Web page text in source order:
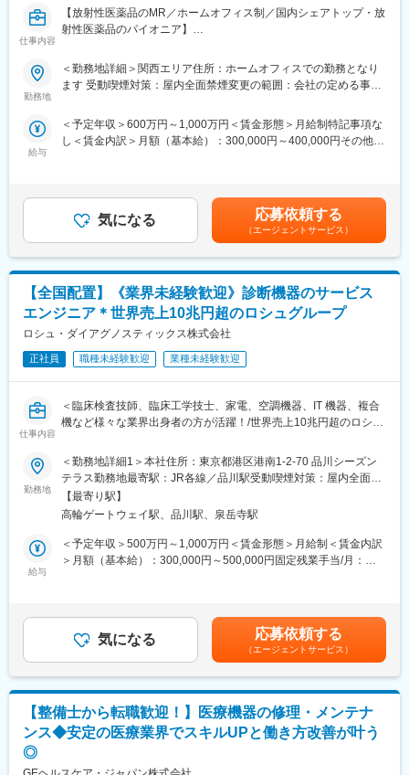
内での活動を本格的に開始しました。
ポートエンジニアがいるため、最初は専門的な知識はそこまで持
っていなくても大丈夫です。スキルを備えたあとは土日（当番
現場での対応が必要な場合のみ、出勤します。また呼び出し手
当、待機手当、時間外出勤手当などはしっかり完備されておりま
■研修制度：
各営業所の先輩社員とOJT形式で半年～1年程度かけて育成を行い
■長期的な就業可能：
現在は勤続年数20年と在籍している方も多数おり年齢層も20歳～
50歳とバランスよく活躍しています。自己都合の退職も3～5％と
大手日系メーカーと同様に非常に長く働ける環境です。
■キャリアパス：
機械だけでなく電気やIT・科学の知識も身に着けることができま
す。エンジニアのキャリアパスは無限であり、社内公募制度によ
の製品開発・改良、サービス体制の仕組み作りなど積極的なキャ
変更の範囲：会社の定める業務
仕事内容
【放射性医薬品のMR／ホームオフィス制／国内シェアトップ・放
射性医薬品のパイオニア】
【はじめに】
今回は、放射性医薬品（診断薬）のMRを募集します。SPECT検
【魅力ポイント】
められる非常にやりがいがあります。
■PET検査：
PET検査は、現在注目されている、がんの診断・早期発見を可能
にした画期的な診断法です。この分野はこれまで難しい分野と言
われてきましたが、医療費の高騰が叫ばれている昨今、早期から
の治療が益々重要視されている中で高い注目を集めています。
■事業：
主な事業分野であるSPECT・PETと呼ばれる核医学検査は、生体
あります。特にPET検査はがん診療になくてはならないツールと
なりましたが、当社は2005年に国内初のPET検査用放射性医薬品
制を整えております。
【業務内容】
■最新の学術情報の伝達：
核医学における最新の学術情報を伝達することが、同社のMRに与
えられた最大のミッションです。病院スタッフを対象にした説明
会の開催、検査データの解析方法のアドバイスも行います。
催し、地域の医師へPET検査の有用性を推奨するなど、病診連携
の推進も業務に含まれます。
診断補助として使用する画像解析ツール（ソフト）の紹介・説
明・導入・解説等も診療科医師や放射線科に行います。
【訪問先】
ます。放射線科、脳外科、循環器内科などが主な訪問先です。
勤務地
＜勤務地詳細＞関西エリア住所：ホームオフィスでの勤務となり
ます 受動喫煙対策：屋内全面禁煙変更の範囲：会社の定める事業
給与
＜予定年収＞600万円～1,000万円＜賃金形態＞月給制特記事項な
し＜賃金内訳＞月額（基本給）：300,000円～400,000円その他固
月、12月）■業績賞与：年1回（3月）※会社業績及び個人業績のタ
ーゲット100％達成の場合支給■昇給：年1回※深夜就業した場合
は、別途深夜手当支給賃金はあくまでも目安の金額であり、選考
を通じて上下する可能性があります。月給(月額)は固定手当を含め
た表記です。
気になる 応募依頼する
（エージェントサービス）
【全国配置】《業界未経験歓迎》診断機器のサービス
エンジニア＊世界売上10兆円超のロシュグループ
ロシュ・ダイアグノスティックス株式会社
正社員 職種未経験歓迎 業種未経験歓迎
仕事内容
＜臨床検査技師、臨床工学技士、家電、空調機器、IT 機器、複合
機など様々な業界出身者の方が活躍！/世界売上10兆円超のロシュ
業20時間/夜間呼び出しほとんどなし/直行直属/研修体制充実＞
■求人概要：
フィールドサービスエンジニア職として、当社製品の新規据付、
保守点検をお任せいたします。コロナ禍以降、医療や検査の意義
が更に高まりニーズが増加する中での増員採用となります。社会
貢献、顧客への価値向上意識が高く、自身の専門性を高めたい方
・当社検査機器の新規据付
・ユーザー（臨床検査技師）に対する機器の操作説明
※保守点検は契約締結や請求業務はありますが、契約目標などの予
算はありません。
※緊急時の一次対応はコールセンターが対応です。二次対応として
勤務地
＜勤務地詳細1＞本社住所：東京都港区港南1-2-70 品川シーズン
テラス勤務地最寄駅：JR各線／品川駅受動喫煙対策：屋内全面禁
煙＜勤務地詳細2＞全国（エリア確約不可）住所：全国いずれかの
配属となります。 受動喫煙対策：敷地内喫煙可能場所あり変更の
【最寄り駅】
高輪ゲートウェイ駅、品川駅、泉岳寺駅
給与
＜予定年収＞500万円～1,000万円＜賃金形態＞月給制＜賃金内訳
＞月額（基本給）：300,000円～500,000円固定残業手当/月：
でのご経験に応じ、決定します。賃金はあくまでも目安の金額で
あり、選考を通じて上下する可能性があります。月給(月額)は固定
手当を含めた表記です。
気になる 応募依頼する
（エージェントサービス）
【整備士から転職歓迎！】医療機器の修理・メンテナ
ンス◆安定の医療業界でスキルUPと働き方改善が叶う
◎